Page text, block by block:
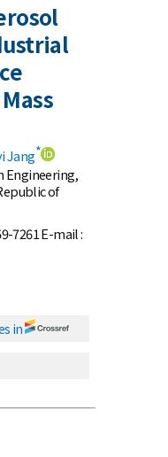
Jang*
Engineering,
of
7261 E-mail :
in